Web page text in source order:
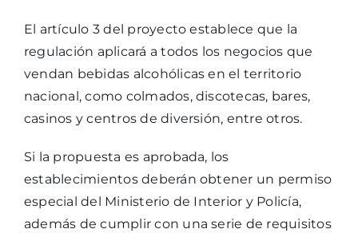
El artículo 3 del proyecto establece que la
regulación aplicará a todos los negocios que
vendan bebidas alcohólicas en el territorio
nacional, como colmados, discotecas, bares,
casinos y centros de diversión, entre otros.
Si la propuesta es aprobada, los
establecimientos deberán obtener un permiso
especial del Ministerio de Interior y Policía,
además de cumplir con una serie de requisitos